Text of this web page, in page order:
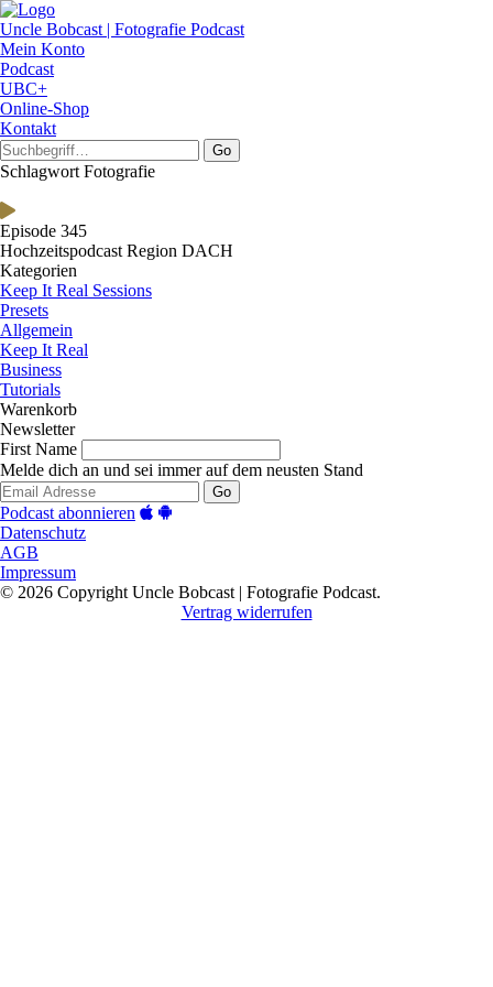
Uncle Bobcast | Fotografie Podcast
Mein Konto
Podcast
UBC+
Online-Shop
Kontakt
Go
Schlagwort Fotografie
Episode 345
Hochzeitspodcast Region DACH
Kategorien
Keep It Real Sessions
Presets
Allgemein
Keep It Real
Business
Tutorials
Warenkorb
Newsletter
First Name
Melde dich an und sei immer auf dem neusten Stand
Go
Podcast abonnieren
Datenschutz
AGB
Impressum
© 2026 Copyright Uncle Bobcast | Fotografie Podcast.
Vertrag widerrufen